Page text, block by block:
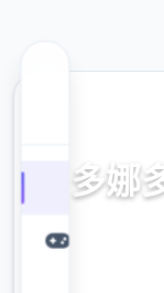
多娜
官方中文，